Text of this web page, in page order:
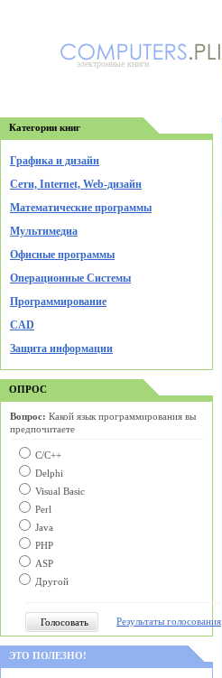
электронные книги
Категории книг
Графика и дизайн
Cети, Internet, Web-дизайн
Математические программы
Мультимедиа
Офисные программы
Операционные Системы
Программирование
CAD
Защита информации
ОПРОС
Вопрос: Какой язык программирования вы
предпочитаете
С/C++
Delphi
Visual Basic
Perl
Java
PHP
ASP
Другой
Результаты голосования
ЭТО ПОЛЕЗНО!